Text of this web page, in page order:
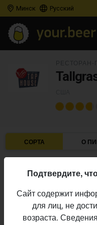
Минск Русский
СОРТА О
ABV
TALLGRASS
Moon
Подтвердите,
Сайт содержит
для лиц, не
возраста.